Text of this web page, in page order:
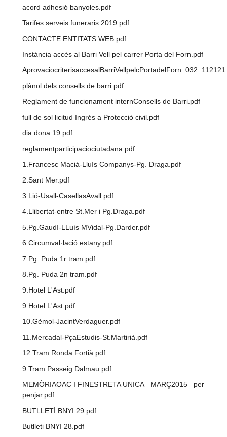
acord adhesió banyoles.pdf
Tarifes serveis funeraris 2019.pdf
CONTACTE ENTITATS WEB.pdf
Instància accés al Barri Vell pel carrer Porta del Forn.pdf
plànol dels consells de barri.pdf
Reglament de funcionament internConsells de Barri.pdf
full de sol licitud Ingrés a Protecció civil.pdf
dia dona 19.pdf
reglamentparticipaciociutadana.pdf
1.Francesc Macià-Lluís Companys-Pg. Draga.pdf
2.Sant Mer.pdf
3.Lió-Usall-CasellasAvall.pdf
4.Llibertat-entre St.Mer i Pg.Draga.pdf
5.Pg.Gaudí-LLuís MVidal-Pg.Darder.pdf
6.Circumval·lació estany.pdf
7.Pg. Puda 1r tram.pdf
8.Pg. Puda 2n tram.pdf
9.Hotel L'Ast.pdf
9.Hotel L'Ast.pdf
10.Gèmol-JacintVerdaguer.pdf
11.Mercadal-PçaEstudis-St.Martirià.pdf
12.Tram Ronda Fortià.pdf
9.Tram Passeig Dalmau.pdf
MEMÒRIAOAC I FINESTRETA UNICA_ MARÇ2015_ per
penjar.pdf
BUTLLETÍ BNYI 29.pdf
Butlleti BNYI 28.pdf